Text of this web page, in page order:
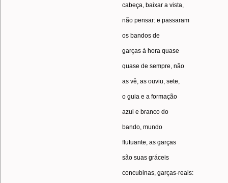
cabeça, baixar a vista,
não pensar: e passaram
os bandos de
garças à hora quase
quase de sempre, não
as vê, as ouviu, sete,
o guia e a formação
azul e branco do
bando, mundo
flutuante, as garças
são suas gráceis
concubinas, garças-reais: